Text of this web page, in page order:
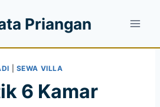
Priangan
SEWA VILLA
6 Kamar